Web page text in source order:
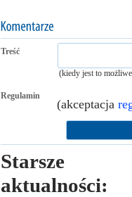
Treść
(kiedy jest to
Regulamin
(akceptacja
Starsze
aktualności: